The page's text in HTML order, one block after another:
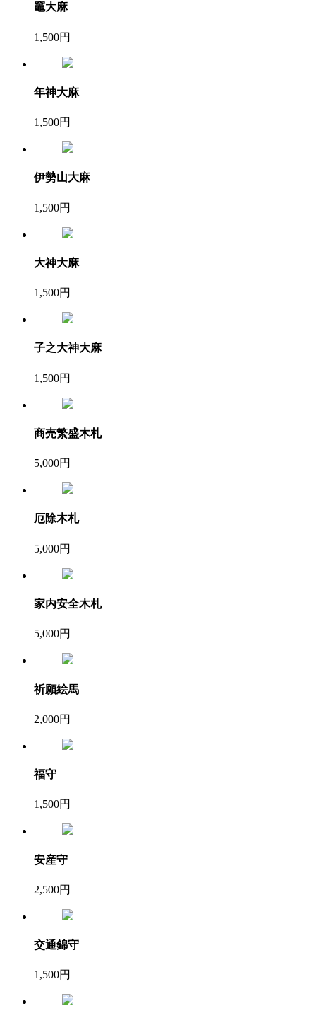
竈大麻
1,500円
年神大麻
1,500円
伊勢山大麻
1,500円
大神大麻
1,500円
子之大神大麻
1,500円
商売繁盛木札
5,000円
厄除木札
5,000円
家内安全木札
5,000円
祈願絵馬
2,000円
福守
1,500円
安産守
2,500円
交通錦守
1,500円